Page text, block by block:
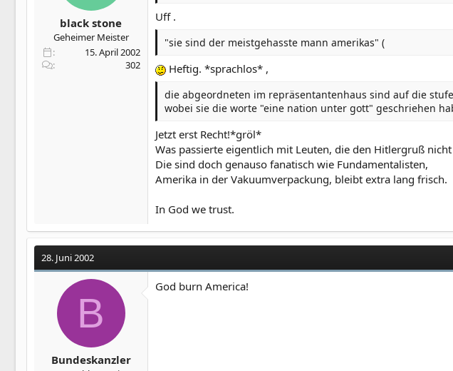
black stone
Geheimer Meister
15. April 2002
302
Uff .
"sie sind der meistgehasste mann amerikas" (
Heftig. *sprachlos* ,
die abgeordneten im repräsentantenhaus sind auf die
wobei sie die worte "eine nation unter gott" geschriehen
Jetzt erst Recht!*gröl*
Was passierte eigentlich mit Leuten, die den Hitlergruß
Die sind doch genauso fanatisch wie Fundamentalisten,
Amerika in der Vakuumverpackung, bleibt extra lang frisch.
In God we trust.
28. Juni 2002
B
Bundeskanzler
God burn America!